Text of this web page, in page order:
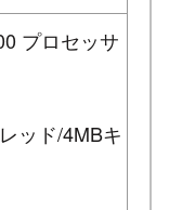
プロセッサ
ッド/4MBキ